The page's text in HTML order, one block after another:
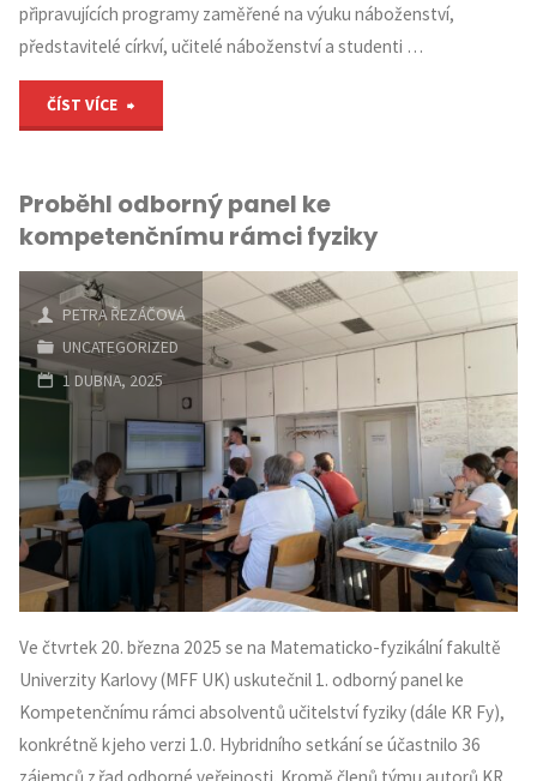
připravujících programy zaměřené na výuku náboženství,
představitelé církví, učitelé náboženství a studenti …
ČÍST VÍCE
panel
kompetenčnímu
rámci
Náboženství "
Proběhl odborný panel ke
kompetenčnímu rámci fyziky
PETRA ŘEZÁČOVÁ
UNCATEGORIZED
1 DUBNA, 2025
Ve čtvrtek 20. března 2025 se na Matematicko-fyzikální fakultě
Univerzity Karlovy (MFF UK) uskutečnil 1. odborný panel ke
Kompetenčnímu rámci absolventů učitelství fyziky (dále KR Fy),
konkrétně k jeho verzi 1.0. Hybridního setkání se účastnilo 36
zájemců z řad odborné veřejnosti. Kromě členů týmu autorů KR